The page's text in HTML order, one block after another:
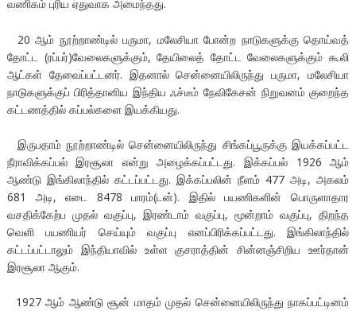
வணிகம் புரிய ஏதுவாக அமைந்தது.
20 ஆம் நூற்றாண்டில் பருமா, மலேசியா போன்ற நாடுகளுக்கு தொய்வத்
தோட்ட (ரப்பர்)வேலைகளுக்கும், தேயிலைத் தோட்ட வேலைகளுக்கும் கூலி
ஆட்கள் தேவைப்பட்டனர். இதனால் சென்னையிலிருந்து பருமா, மலேசியா
நாடுகளுக்குப் பிரித்தானிய இந்திய ஃச்டீம் நேவிகேசன் நிறுவனம் குறைந்த
கட்டணத்தில் கப்பல்களை இயக்கியது.
இருபதாம் நூற்றாண்டில் சென்னையிலிருந்து சிங்கப்பூருக்கு இயக்கப்பட்ட
நீராவிக்கப்பல் இரசூலா என்று அழைக்கப்பட்டது. இக்கப்பல் 1926 ஆம்
ஆண்டு இங்கிலாந்தில் கட்டப்பட்டது. இக்கப்பலின் நீளம் 477 அடி, அகலம்
681 அடி, எடை 8478 பாரம்(டன்). இதில் பயணிகளின் பொருளாதார
வசதிக்கேற்ப முதல் வகுப்பு, இரண்டாம் வகுப்பு, மூன்றாம் வகுப்பு, திறந்த
வெளி பயணியர் செய்யும் வகுப்பு எனப்பிரிக்கப்பட்டது. இங்கிலாந்தில்
கட்டப்பட்டாலும் இந்தியாவில் உள்ள குசராத்தின் சின்னஞ்சிறிய ஊர்தான்
இரசூலா ஆகும்.
1927 ஆம் ஆண்டு சூன் மாதம் முதல் சென்னையிலிருந்து நாகப்பட்டினம்